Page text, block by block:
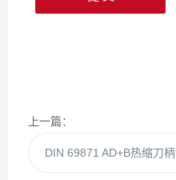
上一篇：
DIN 69871 AD+B热缩刀柄